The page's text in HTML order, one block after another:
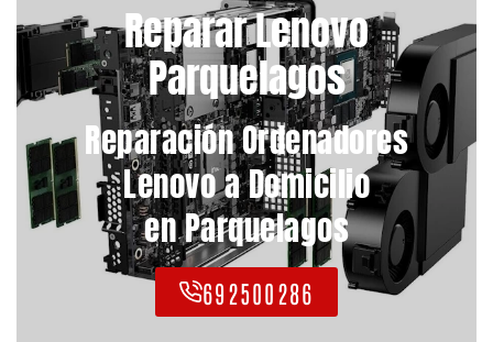
Reparar Lenovo
Parquelagos
Reparación Ordenadores
Lenovo a Domicilio
en Parquelagos
692500286